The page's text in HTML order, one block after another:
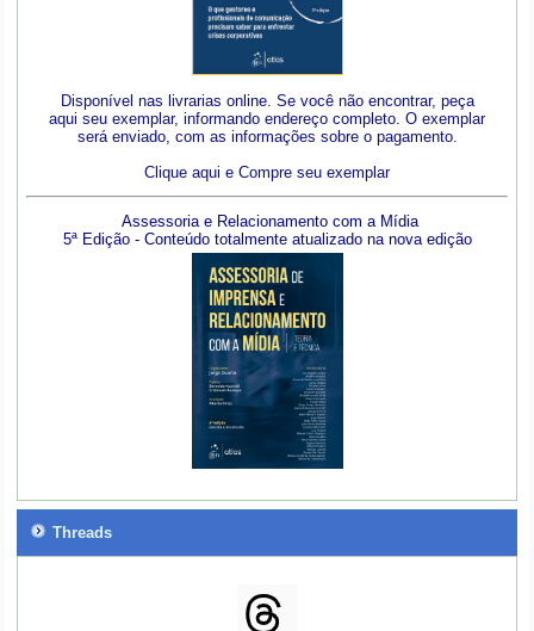
Disponível nas livrarias online. Se você não encontrar, peça
aqui seu exemplar, informando endereço completo. O exemplar
será enviado, com as informações sobre o pagamento.
Clique aqui e Compre seu exemplar
Assessoria e Relacionamento com a Mídia
5ª Edição - Conteúdo totalmente atualizado na nova edição
Threads